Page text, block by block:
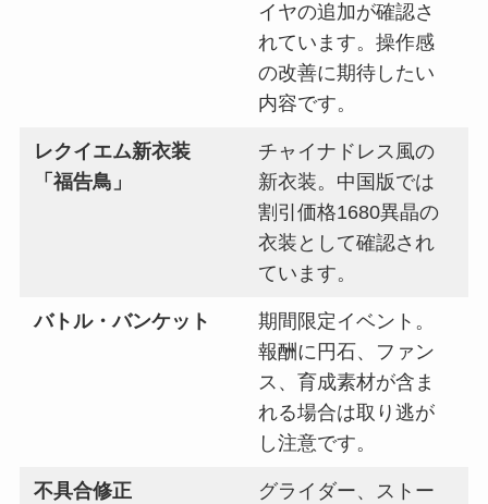
イヤの追加が確認さ
れています。操作感
の改善に期待したい
内容です。
レクイエム新衣装
「福告鳥」
チャイナドレス風の
新衣装。中国版では
割引価格1680異晶の
衣装として確認され
ています。
バトル・バンケット
期間限定イベント。
報酬に円石、ファン
ス、育成素材が含ま
れる場合は取り逃が
し注意です。
不具合修正
グライダー、ストー